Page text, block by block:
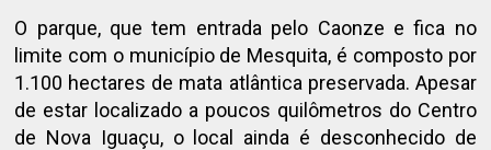
O parque, que tem entrada pelo Caonze e fica no
limite com o município de Mesquita, é composto por
1.100 hectares de mata atlântica preservada. Apesar
de estar localizado a poucos quilômetros do Centro
de Nova Iguaçu, o local ainda é desconhecido de